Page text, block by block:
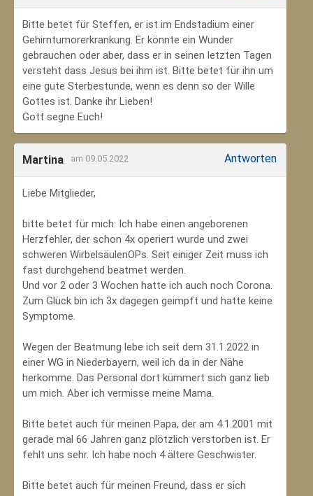
Bitte betet für Steffen, er ist im Endstadium einer
Gehirntumorerkrankung. Er könnte ein Wunder
gebrauchen oder aber, dass er in seinen letzten Tagen
versteht dass Jesus bei ihm ist. Bitte betet für ihn um
eine gute Sterbestunde, wenn es denn so der Wille
Gottes ist. Danke ihr Lieben!
Gott segne Euch!
Martina am 09.05.2022 Antworten
Liebe Mitglieder,
bitte betet für mich: Ich habe einen angeborenen
Herzfehler, der schon 4x operiert wurde und zwei
schweren WirbelsäulenOPs. Seit einiger Zeit muss ich
fast durchgehend beatmet werden.
Und vor 2 oder 3 Wochen hatte ich auch noch Corona.
Zum Glück bin ich 3x dagegen geimpft und hatte keine
Symptome.
Wegen der Beatmung lebe ich seit dem 31.1.2022 in
einer WG in Niederbayern, weil ich da in der Nähe
herkomme. Das Personal dort kümmert sich ganz lieb
um mich. Aber ich vermisse meine Mama.
Bitte betet auch für meinen Papa, der am 4.1.2001 mit
gerade mal 66 Jahren ganz plötzlich verstorben ist. Er
fehlt uns sehr. Ich habe noch 4 ältere Geschwister.
Bitte betet auch für meinen Freund, dass er sich